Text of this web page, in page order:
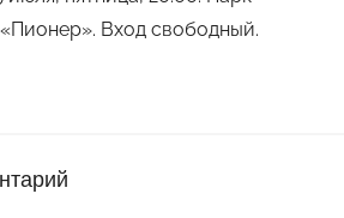
Вход свободный.